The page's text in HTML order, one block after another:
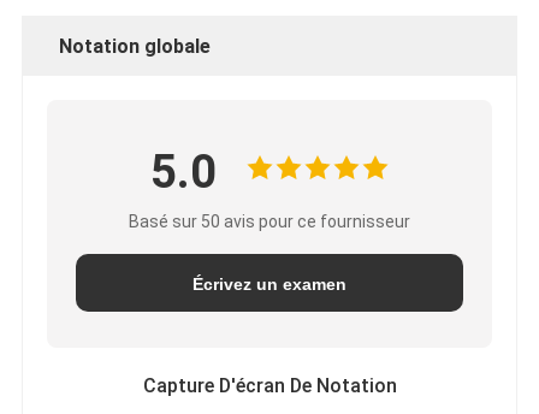
Notation globale
5.0
Basé sur 50 avis pour ce fournisseur
Écrivez un examen
Capture D'écran De Notation